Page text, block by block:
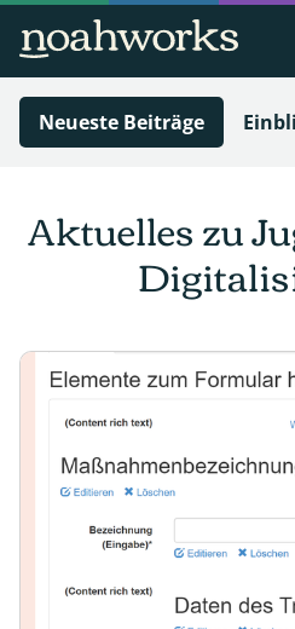
Neueste Beiträge
Aktuelles zu